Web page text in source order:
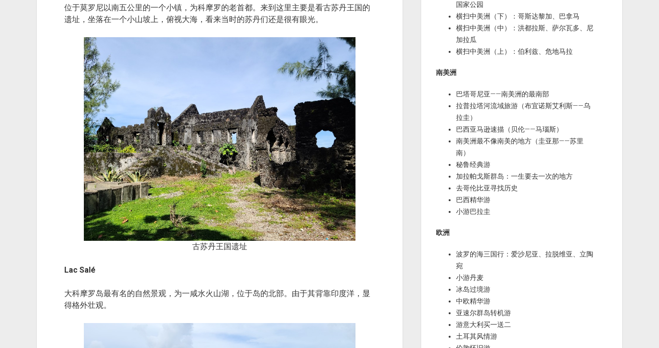
位于莫罗尼以南五公里的一个小镇，为科摩罗的老首都。来到这里主要是看古苏丹王国的
遗址，坐落在一个小山坡上，俯视大海，看来当时的苏丹们还是很有眼光。
古苏丹王国遗址
Lac Salé
大科摩罗岛最有名的自然景观，为一咸水火山湖，位于岛的北部。由于其背靠印度洋，显
得格外壮观。
国家公园
横扫中美洲（下）：哥斯达黎加、巴拿马
横扫中美洲（中）：洪都拉斯、萨尔瓦多、尼
加拉瓜
横扫中美洲（上）：伯利兹、危地马拉
南美洲
巴塔哥尼亚——南美洲的最南部
拉普拉塔河流域旅游（布宜诺斯艾利斯——乌
拉圭）
巴西亚马逊速描（贝伦——马瑙斯）
南美洲最不像南美的地方（圭亚那——苏里
南）
秘鲁经典游
加拉帕戈斯群岛：一生要去一次的地方
去哥伦比亚寻找历史
巴西精华游
小游巴拉圭
欧洲
波罗的海三国行：爱沙尼亚、拉脱维亚、立陶
宛
小游丹麦
冰岛过境游
中欧精华游
亚速尔群岛转机游
游意大利买一送二
土耳其风情游